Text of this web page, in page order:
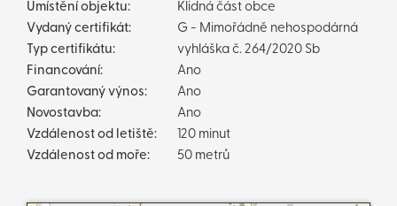
Umístění objektu:
Klidná část obce
Vydaný certifikát:
G - Mimořádně nehospodárná
Typ certifikátu:
vyhláška č. 264/2020 Sb
Financování:
Ano
Garantovaný výnos:
Ano
Novostavba:
Ano
Vzdálenost od letiště:
120 minut
Vzdálenost od moře:
50 metrů